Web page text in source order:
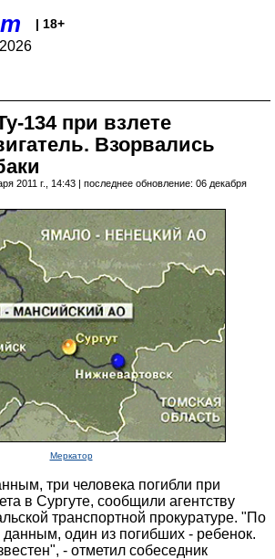
| 18+
134 при взлете
Взорвались
2011 г., 14:43 | последнее обновление: 06 декабря
Меркатор
три человека погибли при
в Сургуте, сообщили агентству
транспортной прокуратуре. "По
один из погибших - ребенок.
- отметил собеседник